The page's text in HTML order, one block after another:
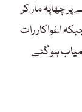
چھاپہ مار کر
اغواکار رات
ہو گئے